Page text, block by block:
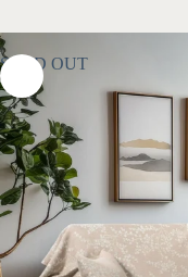
SOLD OUT